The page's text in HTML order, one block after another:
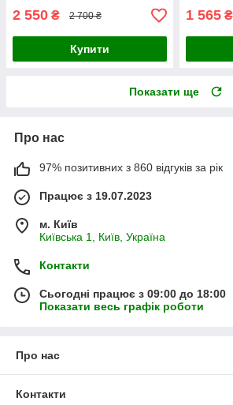
2 550 ₴ 2 700 ₴
Купити
1 565 ₴
Показати ще
Про нас
97% позитивних з 860 відгуків за рік
Працює з 19.07.2023
м. Київ
Київська 1, Київ, Україна
Контакти
Сьогодні працює з 09:00 до 18:00
Показати весь графік роботи
Про нас
Контакти